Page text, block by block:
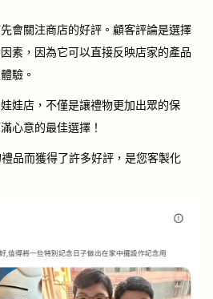
會關注商店的好評。顧客評論是選擇
素，因為它可以直接反映店家的產品
驗。
娃店，不僅是讓禮物更加出眾的保
心意的最佳選擇 ！
禮品而獲得了許多好評，是您客製化